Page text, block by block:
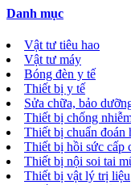
Danh mục
Vật tư tiêu hao
Vật tư máy
Bóng đèn y tế
Thiết bị y tế
Sửa chữa, bảo
Thiết bị chống
Thiết bị chuẩn đoán
Thiết bị hồi sức cấp
Thiết bị nội soi tai
Thiết bị vật lý trị liệu